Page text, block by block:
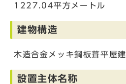
1227.04平方メートル
建物構造
木造合金メッキ鋼板葺平屋建
設置主体名称